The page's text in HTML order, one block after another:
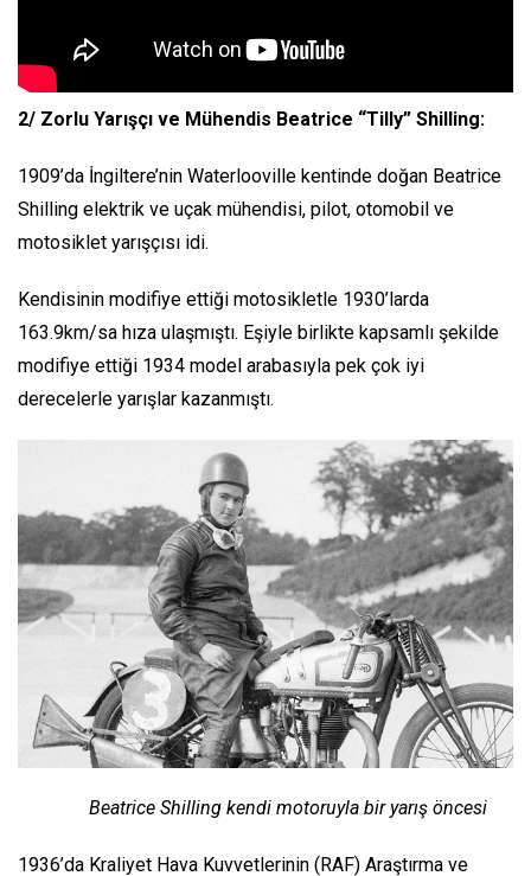
2/ Zorlu Yarışçı ve Mühendis Beatrice “Tilly” Shilling:
1909’da İngiltere’nin Waterlooville kentinde doğan Beatrice
Shilling elektrik ve uçak mühendisi, pilot, otomobil ve
motosiklet yarışçısı idi.
Kendisinin modifiye ettiği motosikletle 1930’larda
163.9km/sa hıza ulaşmıştı. Eşiyle birlikte kapsamlı şekilde
modifiye ettiği 1934 model arabasıyla pek çok iyi
derecelerle yarışlar kazanmıştı.
Beatrice Shilling kendi motoruyla bir yarış öncesi
1936’da Kraliyet Hava Kuvvetlerinin (RAF) Araştırma ve